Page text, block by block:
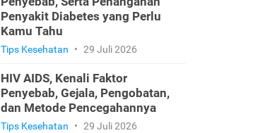
Penyakit Diabetes yang Perlu
Kamu Tahu
Tips Kesehatan • 29 Juli 2026
HIV AIDS, Kenali Faktor
Penyebab, Gejala, Pengobatan,
dan Metode Pencegahannya
Tips Kesehatan • 29 Juli 2026